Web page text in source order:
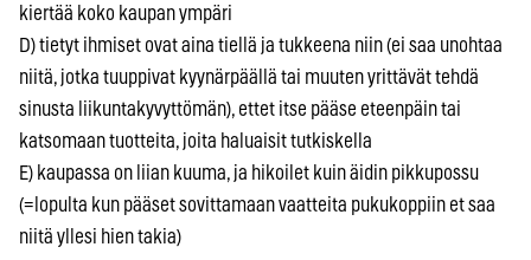
kiertää koko kaupan ympäri
D) tietyt ihmiset ovat aina tiellä ja tukkeena niin (ei saa unohtaa
niitä, jotka tuuppivat kyynärpäällä tai muuten yrittävät tehdä
sinusta liikuntakyvyttömän), ettet itse pääse eteenpäin tai
katsomaan tuotteita, joita haluaisit tutkiskella
E) kaupassa on liian kuuma, ja hikoilet kuin äidin pikkupossu
(=lopulta kun pääset sovittamaan vaatteita pukukoppiin et saa
niitä yllesi hien takia)